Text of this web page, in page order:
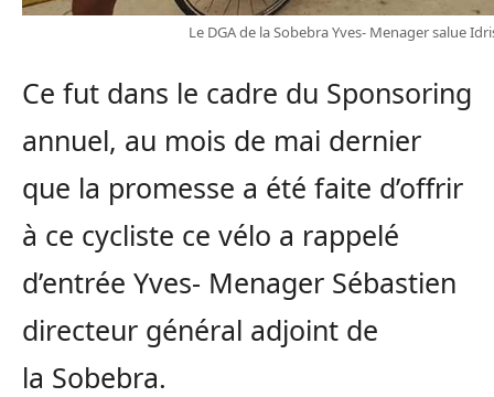
Le DGA de la Sobebra Yves- Menager salue
Ce fut dans le cadre du Sponsoring
annuel, au mois de mai dernier
que la promesse a été faite d’offrir
à ce cycliste ce vélo a rappelé
d’entrée Yves- Menager Sébastien
directeur général adjoint de
la Sobebra.